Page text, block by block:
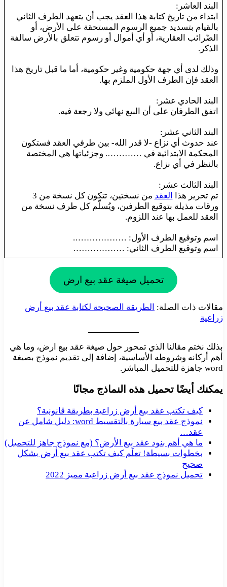
البند العاشر:
ابتداء من تاريخ كتابة هذا العقد يجب أن يتعهد الطرف الثاني
بالقيام بتسديد جميع الرسوم المستحقة على الأرض، أو
الضّرائب العقارية، أو أي أموال أو رسوم تتعلق بالأرض سالفة
الذكر.
وذلك لدى أي جهة حكومية وغير حكومية، أما ما قبل تاريخ هذا
العقد فإن الطرف الأول الملزم بها.
البند الحادي عشر:
اتفق الطرفان على أن البيع نهائي ولا رجعة فيه.
البند الثاني عشر:
عند حدوث أي نزاع -لا قدر الله- بين طرفي العقد فستكون
المحكمة الابتدائية في …………. وجزئياتها هي المختصة
بالنظر في أي نزاع.
البند الثالث عشر:
تم تحرير هذا
العقد
من نسختين، تتكون كل نسخة من 3
ورقات مذيلة بتوقيع الطرفين، ويُسلّم كل طرف نسخة من
العقد للعمل بها عند اللزوم.
اسم وتوقيع الطرف الأول: ……………….
اسم وتوقيع الطرف الثاني: ………………
تحميل صيغة عقد بيع ارض
مقالات ذات الصلة: الطريقة الصحيحة لكتابة عقد بيع أرض
زراعية
بذلك نختم مقالنا الذي تمحور حول صيغة عقد بيع ارض، وما هي
أهم أركانه وشروطه الأساسية، إضافة إلى تقديم نموذج بصيغة
word جاهزة للتحميل المباشر.
يمكنك أيضًا تحميل هذه النماذج مجانًا
كيف تكتب عقد بيع أرض زراعية بطريقة قانونية؟
نموذج عقد بيع سيارة بالتقسيط word: دليل شامل عن
عقد…
ما هي أهم بنود عقد بيع الأرض؟ (مع نموذج جاهز للتحميل)
بخطوات بسيطة! تعلّم كيف تكتب عقد بيع أرض بشكل
صحيح
تحميل نموذج عقد بيع أرض زراعية مميز 2022